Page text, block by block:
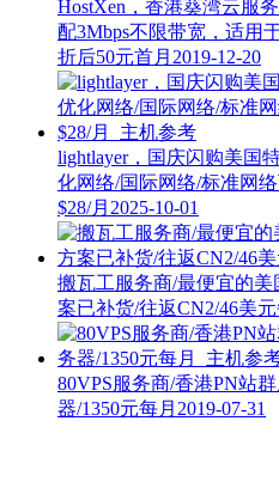
HostXen，香港葵湾云服
配3Mbps不限带宽，适用
折后50元首月 2019-12-20
lightlayer，国庆闪购美国
化网络/国际网络/标准网
$28/月 2025-10-01
搬瓦工服务商/最便宜的
案已补货/往返CN2/46美
80VPS服务商/香港PN站
器/1350元每月 2019-07-31